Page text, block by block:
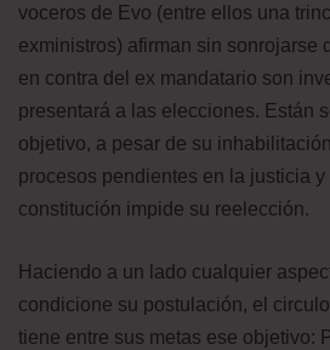
voceros de Evo (entre ellos una
exministros) afirman sin sonrojarse
en contra del ex mandatario son
presentará a las elecciones. Están
objetivo, a pesar de su
procesos pendientes en la justicia
constitución impide su reelección.
Haciendo a un lado cualquier
condicione su postulación, el
tiene entre sus metas ese objetivo: